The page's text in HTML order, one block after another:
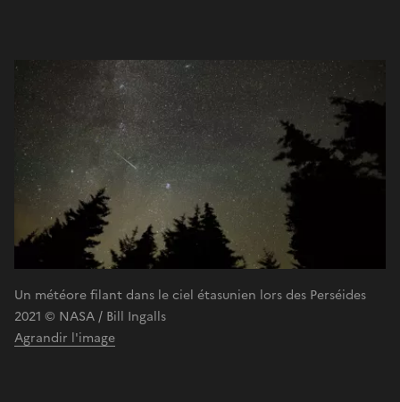
Un météore filant dans le ciel étasunien lors des Perséides
2021 © NASA / Bill Ingalls
Agrandir l'image